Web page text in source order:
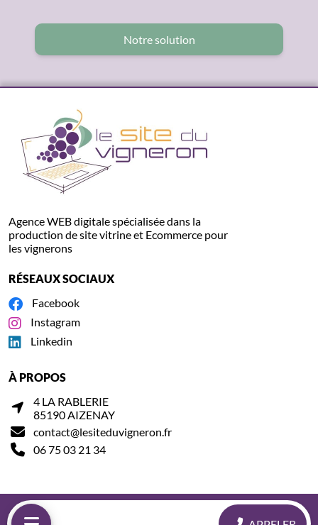
Notre solution
Agence WEB digitale spécialisée dans la
production de site vitrine et Ecommerce pour
les vignerons
RÉSEAUX SOCIAUX
Facebook
Instagram
Linkedin
À PROPOS
4 LA RABLERIE
85190 AIZENAY
contact@lesiteduvigneron.fr
06 75 03 21 34
Conditions générales d'utilisation
Politique de confidentialité